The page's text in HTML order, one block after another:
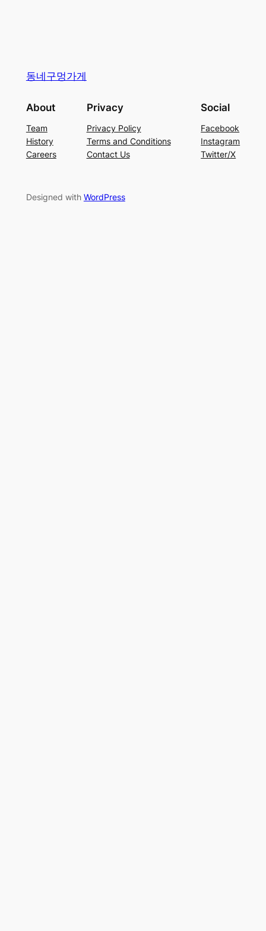
동네구멍가게
About
Team
History
Careers
Privacy
Privacy Policy
Terms and Conditions
Contact Us
Social
Facebook
Instagram
Twitter/X
Designed with WordPress